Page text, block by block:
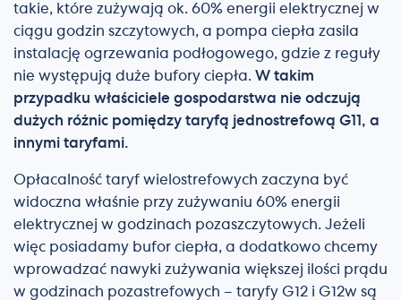
takie, które zużywają ok. 60% energii elektrycznej w
ciągu godzin szczytowych, a pompa ciepła zasila
instalację ogrzewania podłogowego, gdzie z reguły
nie występują duże bufory ciepła. W takim
przypadku właściciele gospodarstwa nie odczują
dużych różnic pomiędzy taryfą jednostrefową G11, a
innymi taryfami.
Opłacalność taryf wielostrefowych zaczyna być
widoczna właśnie przy zużywaniu 60% energii
elektrycznej w godzinach pozaszczytowych. Jeżeli
więc posiadamy bufor ciepła, a dodatkowo chcemy
wprowadzać nawyki zużywania większej ilości prądu
w godzinach pozastrefowych – taryfy G12 i G12w są